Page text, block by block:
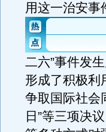
用这一治安事
二六”事件发
形成了积极利
争取国际社会
日”等三项决